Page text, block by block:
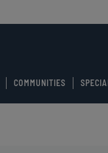
COMMUNITIES